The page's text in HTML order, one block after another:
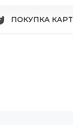
ПОКУПКА КАРТ